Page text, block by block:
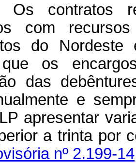
contratos
com
do
os
das
e
apresentar
superior a
nº 2.199-